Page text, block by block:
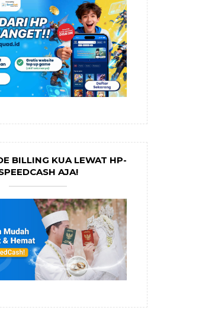
BILLING KUA LEWAT HP-
AJA!